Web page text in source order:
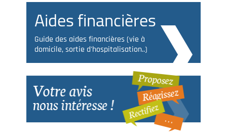
Aides financières
Guide des aides financières (vie à
domicile, sortie d'hospitalisation..)